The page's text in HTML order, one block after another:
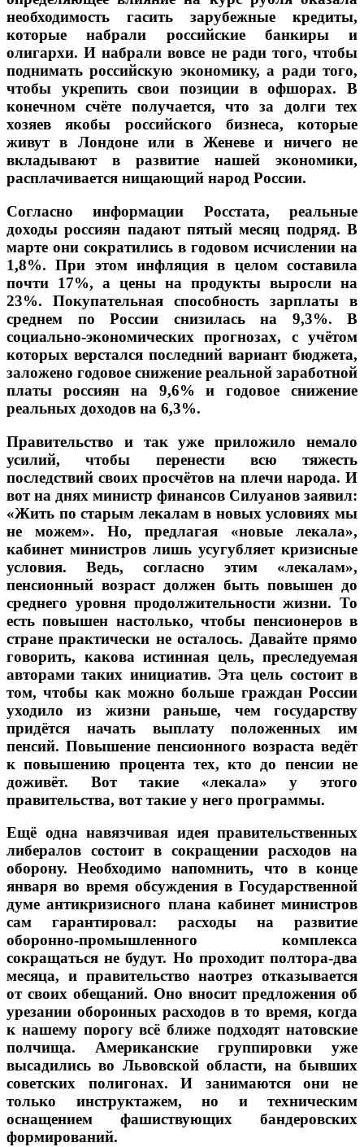
необходимость гасить зарубежные кредиты,
которые набрали российские банкиры и
олигархи. И набрали вовсе не ради того, чтобы
поднимать российскую экономику, а ради того,
чтобы укрепить свои позиции в офшорах. В
конечном счёте получается, что за долги тех
хозяев якобы российского бизнеса, которые
живут в Лондоне или в Женеве и ничего не
вкладывают в развитие нашей экономики,
расплачивается нищающий народ России.
Согласно информации Росстата, реальные
доходы россиян падают пятый месяц подряд. В
марте они сократились в годовом исчислении на
1,8%. При этом инфляция в целом составила
почти 17%, а цены на продукты выросли на
23%. Покупательная способность зарплаты в
среднем по России снизилась на 9,3%. В
социально-экономических прогнозах, с учётом
которых верстался последний вариант бюджета,
заложено годовое снижение реальной заработной
платы россиян на 9,6% и годовое снижение
реальных доходов на 6,3%.
Правительство и так уже приложило немало
усилий, чтобы перенести всю тяжесть
последствий своих просчётов на плечи народа. И
вот на днях министр финансов Силуанов заявил:
«Жить по старым лекалам в новых условиях мы
не можем». Но, предлагая «новые лекала»,
кабинет министров лишь усугубляет кризисные
условия. Ведь, согласно этим «лекалам»,
пенсионный возраст должен быть повышен до
среднего уровня продолжительности жизни. То
есть повышен настолько, чтобы пенсионеров в
стране практически не осталось. Давайте прямо
говорить, какова истинная цель, преследуемая
авторами таких инициатив. Эта цель состоит в
том, чтобы как можно больше граждан России
уходило из жизни раньше, чем государству
придётся начать выплату положенных им
пенсий. Повышение пенсионного возраста ведёт
к повышению процента тех, кто до пенсии не
доживёт. Вот такие «лекала» у этого
правительства, вот такие у него программы.
Ещё одна навязчивая идея правительственных
либералов состоит в сокращении расходов на
оборону. Необходимо напомнить, что в конце
января во время обсуждения в Государственной
думе антикризисного плана кабинет министров
сам гарантировал: расходы на развитие
оборонно-промышленного комплекса
сокращаться не будут. Но проходит полтора-два
месяца, и правительство наотрез отказывается
от своих обещаний. Оно вносит предложения об
урезании оборонных расходов в то время, когда
к нашему порогу всё ближе подходят натовские
полчища. Американские группировки уже
высадились во Львовской области, на бывших
советских полигонах. И занимаются они не
только инструктажем, но и техническим
оснащением фашиствующих бандеровских
формирований.